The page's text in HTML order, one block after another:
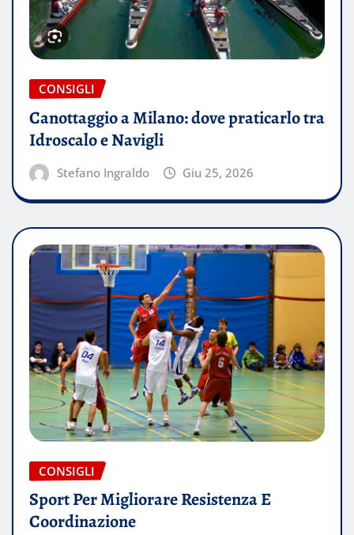
CONSIGLI
Canottaggio a Milano: dove praticarlo tra
Idroscalo e Navigli
Stefano Ingraldo Giu 25, 2026
CONSIGLI
Sport Per Migliorare Resistenza E
Coordinazione